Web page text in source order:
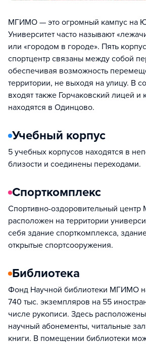
МГИМО — это огромный кампус на
Университет часто называют
или «городом в городе». Пять
спортцентр связаны между собой
обеспечивая возможность
территории, не выходя на улицу. В
входят также Горчаковский лицей
находятся в Одинцово.
Учебный корпус
5 учебных корпусов находятся в
близости и соединены переходами.
Спорткомплекс
Спортивно-оздоровительный
расположен на территории
себя здание спорткомплекса,
открытые спортсооружения.
Библиотека
Фонд Научной библиотеки МГИМО
740 тыс. экземпляров на 55
числе рукописи. Здесь
научный абонементы, читальные
книги. В помещении библиотеки